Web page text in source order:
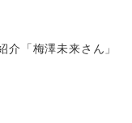
「梅澤未来さん」